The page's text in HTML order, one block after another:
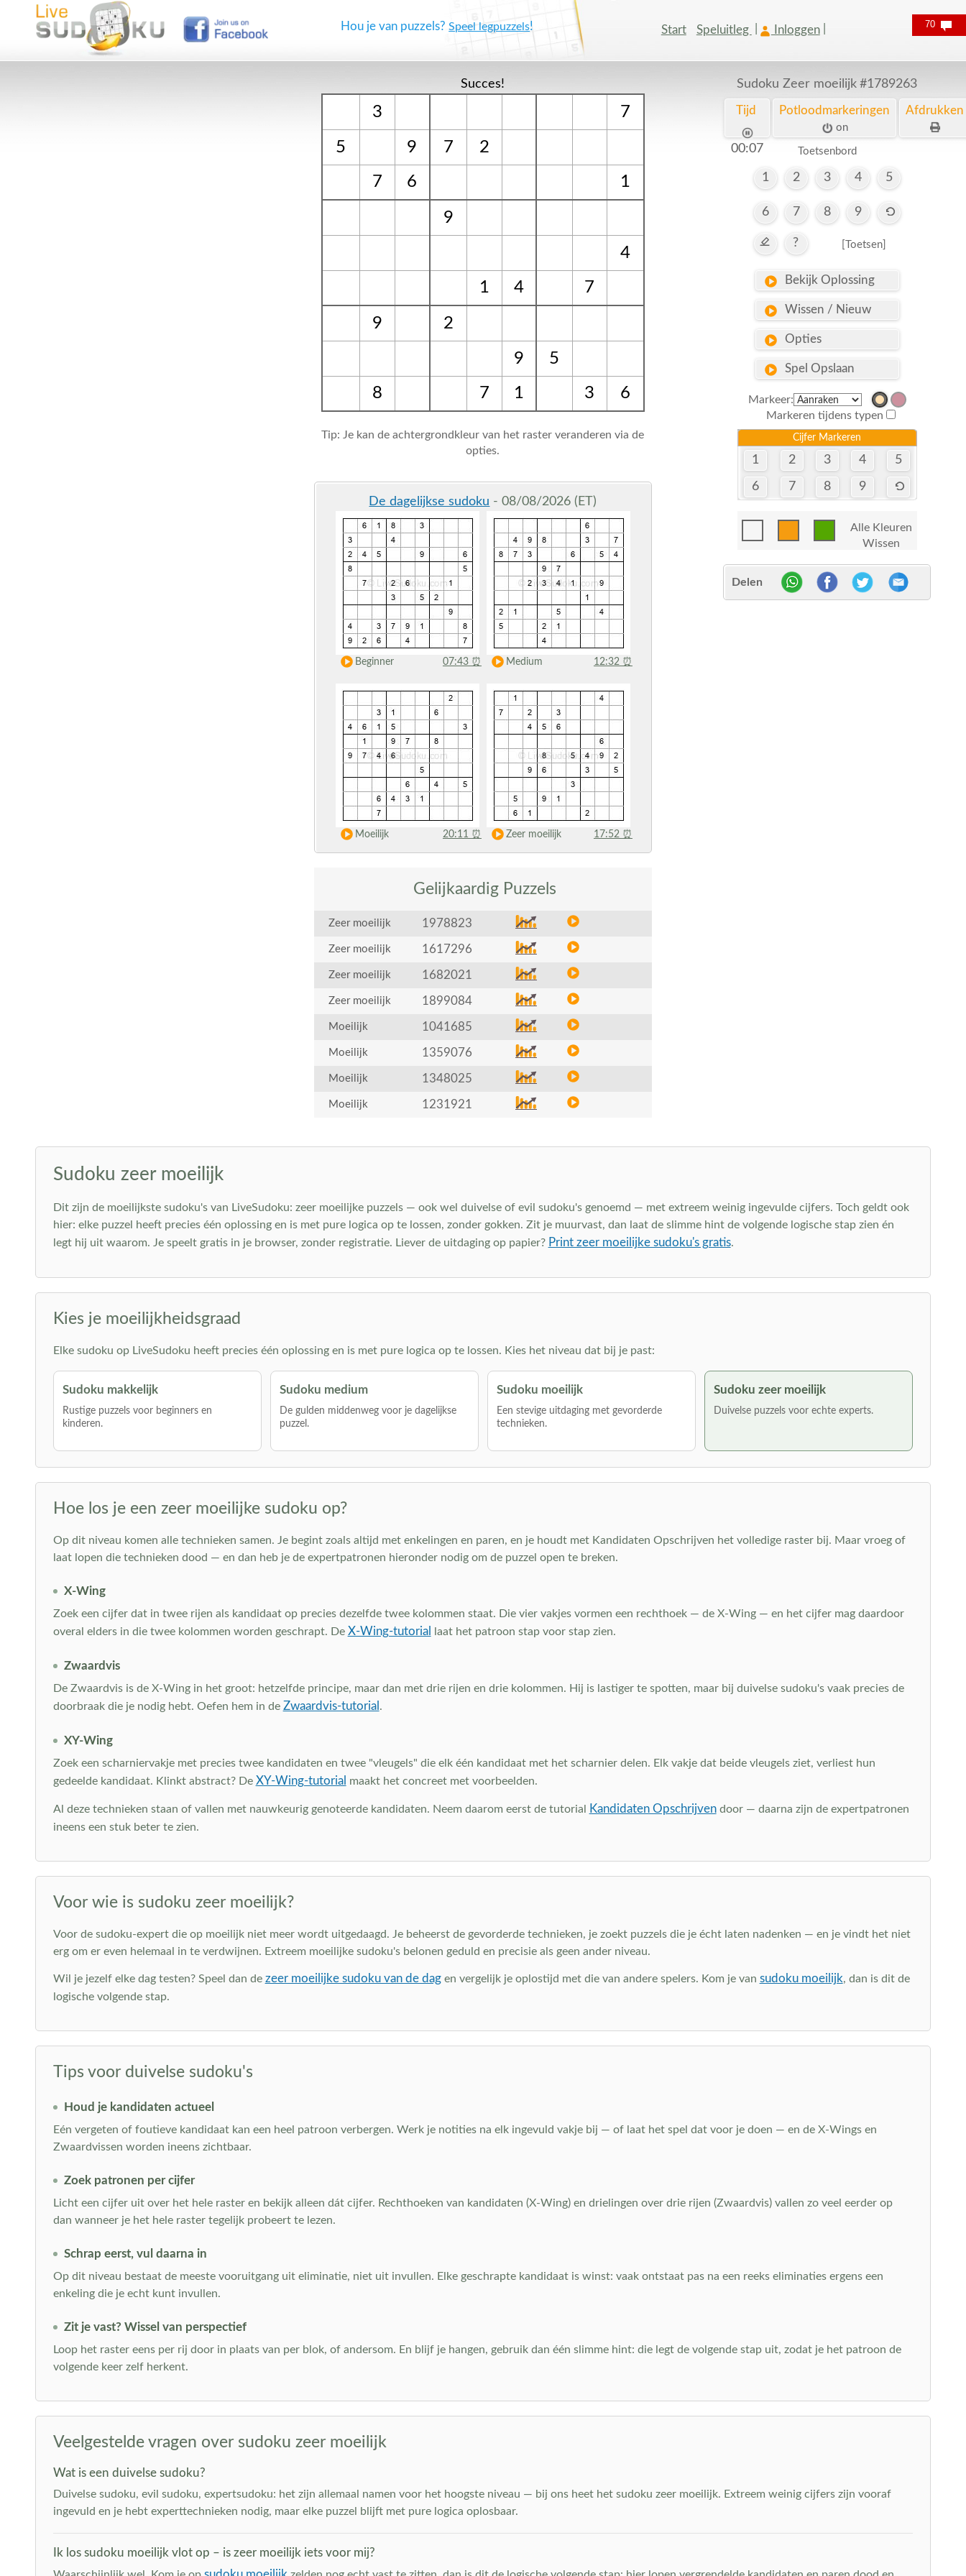
Hou je van puzzels?Speel legpuzzels! Start Speluitleg Inloggen
Succes!
3 7
5 9 7
2
7
6 1
9
4
1
4 7
9 2
9
5
8
7 1 3 6
Tip: Je kan de achtergrondkleur van het raster veranderen via de
opties.
De dagelijkse sudoku - 08/08/2026 (ET)
Beginner 07:43 ⏰ Medium 12:32 ⏰
Moeilijk 20:11 ⏰ Zeer moeilijk 17:52 ⏰
Gelijkaardig Puzzels
Zeer moeilijk 1978823
Zeer moeilijk 1617296
Zeer moeilijk 1682021
Zeer moeilijk 1899084
Moeilijk 1041685
Moeilijk 1359076
Moeilijk 1348025
Moeilijk 1231921
Sudoku Zeer moeilijk #1789263
Tijd
00:08
Potloodmarkeringen
on
Afdrukken
Toetsenbord
1 2 3 4 5
6 7 8 9
? [Toetsen]
Bekijk Oplossing
Wissen / Nieuw
Opties
Spel Opslaan
Markeer:
Markeren tijdens typen
Cijfer Markeren
1 2 3 4 5
6 7 8 9
Alle Kleuren
Wissen
Delen
Sudoku zeer moeilijk
Dit zijn de moeilijkste sudoku's van LiveSudoku: zeer moeilijke puzzels — ook wel duivelse of evil sudoku's genoemd — met extreem weinig ingevulde cijfers. Toch geldt ook
hier: elke puzzel heeft precies één oplossing en is met pure logica op te lossen, zonder gokken. Zit je muurvast, dan laat de slimme hint de volgende logische stap zien én
legt hij uit waarom. Je speelt gratis in je browser, zonder registratie. Liever de uitdaging op papier? Print zeer moeilijke sudoku's gratis.
Kies je moeilijkheidsgraad
Elke sudoku op LiveSudoku heeft precies één oplossing en is met pure logica op te lossen. Kies het niveau dat bij je past:
Sudoku makkelijk
Rustige puzzels voor beginners en
kinderen.
Sudoku medium
De gulden middenweg voor je dagelijkse
puzzel.
Sudoku moeilijk
Een stevige uitdaging met gevorderde
technieken.
Sudoku zeer moeilijk
Duivelse puzzels voor echte experts.
Hoe los je een zeer moeilijke sudoku op?
Op dit niveau komen alle technieken samen. Je begint zoals altijd met enkelingen en paren, en je houdt met Kandidaten Opschrijven het volledige raster bij. Maar vroeg of
laat lopen die technieken dood — en dan heb je de expertpatronen hieronder nodig om de puzzel open te breken.
X-Wing
Zoek een cijfer dat in twee rijen als kandidaat op precies dezelfde twee kolommen staat. Die vier vakjes vormen een rechthoek — de X-Wing — en het cijfer mag daardoor
overal elders in die twee kolommen worden geschrapt. De X-Wing-tutorial laat het patroon stap voor stap zien.
Zwaardvis
De Zwaardvis is de X-Wing in het groot: hetzelfde principe, maar dan met drie rijen en drie kolommen. Hij is lastiger te spotten, maar bij duivelse sudoku's vaak precies de
doorbraak die je nodig hebt. Oefen hem in de Zwaardvis-tutorial .
XY-Wing
Zoek een scharniervakje met precies twee kandidaten en twee "vleugels" die elk één kandidaat met het scharnier delen. Elk vakje dat beide vleugels ziet, verliest hun
gedeelde kandidaat. Klinkt abstract? De XY-Wing-tutorial maakt het concreet met voorbeelden.
Al deze technieken staan of vallen met nauwkeurig genoteerde kandidaten. Neem daarom eerst de tutorial Kandidaten Opschrijvendoor — daarna zijn de expertpatronen
ineens een stuk beter te zien.
Voor wie is sudoku zeer moeilijk?
Voor de sudoku-expert die op moeilijk niet meer wordt uitgedaagd. Je beheerst de gevorderde technieken, je zoekt puzzels die je écht laten nadenken — en je vindt het niet
erg om er even helemaal in te verdwijnen. Extreem moeilijke sudoku's belonen geduld en precisie als geen ander niveau.
Wil je jezelf elke dag testen? Speel dan de zeer moeilijke sudoku van de dagen vergelijk je oplostijd met die van andere spelers. Kom je van sudoku moeilijk, dan is dit de
logische volgende stap.
Tips voor duivelse sudoku's
Houd je kandidaten actueel
Eén vergeten of foutieve kandidaat kan een heel patroon verbergen. Werk je notities na elk ingevuld vakje bij — of laat het spel dat voor je doen — en de X-Wings en
Zwaardvissen worden ineens zichtbaar.
Zoek patronen per cijfer
Licht een cijfer uit over het hele raster en bekijk alleen dát cijfer. Rechthoeken van kandidaten (X-Wing) en drielingen over drie rijen (Zwaardvis) vallen zo veel eerder op
dan wanneer je het hele raster tegelijk probeert te lezen.
Schrap eerst, vul daarna in
Op dit niveau bestaat de meeste vooruitgang uit eliminatie, niet uit invullen. Elke geschrapte kandidaat is winst: vaak ontstaat pas na een reeks eliminaties ergens een
enkeling die je echt kunt invullen.
Zit je vast? Wissel van perspectief
Loop het raster eens per rij door in plaats van per blok, of andersom. En blijf je hangen, gebruik dan één slimme hint: die legt de volgende stap uit, zodat je het patroon de
volgende keer zelf herkent.
Veelgestelde vragen over sudoku zeer moeilijk
Wat is een duivelse sudoku?
Duivelse sudoku, evil sudoku, expertsudoku: het zijn allemaal namen voor het hoogste niveau — bij ons heet het sudoku zeer moeilijk. Extreem weinig cijfers zijn vooraf
ingevuld en je hebt experttechnieken nodig, maar elke puzzel blijft met pure logica oplosbaar.
Ik los sudoku moeilijk vlot op – is zeer moeilijk iets voor mij?
70